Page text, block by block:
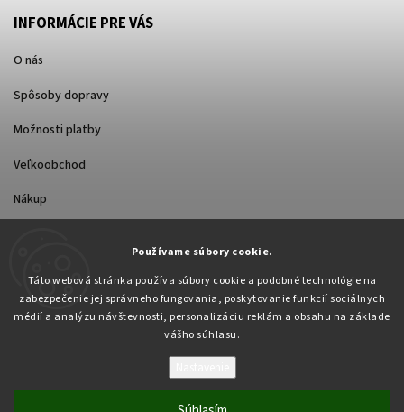
Používame súbory cookie.
Táto webová stránka používa súbory cookie a podobné technológie na
zabezpečenie jej správneho fungovania, poskytovanie funkcií sociálnych
médií a analýzu návštevnosti, personalizáciu reklám a obsahu na základe
vášho súhlasu.
INFORMÁCIE PRE VÁS
O nás
Spôsoby dopravy
Možnosti platby
Veľkoobchod
Nákup
Copyright 2026Pabex.sk. Všetky práva vyhradené.
Upraviť nastavenie cookies